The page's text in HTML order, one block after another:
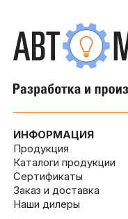
ИНФОРМАЦИЯ
Продукция
Каталоги продукции
Сертификаты
Заказ и доставка
Наши дилеры